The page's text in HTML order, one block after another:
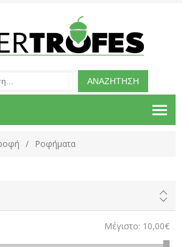
/ Ροφήματα
Μέγιστο: 10,00€